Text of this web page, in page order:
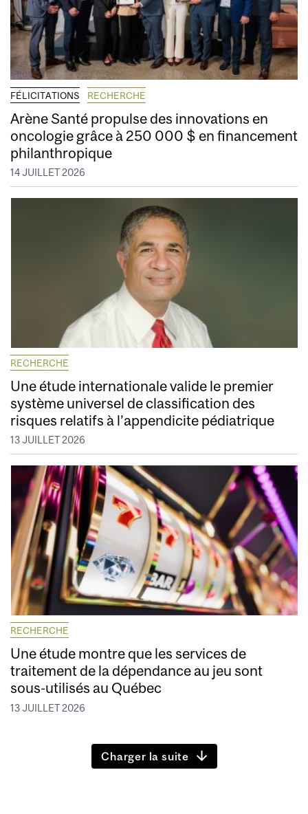
FÉLICITATIONS RECHERCHE
Arène Santé propulse des innovations en
oncologie grâce à 250 000 $ en financement
philanthropique
14 JUILLET 2026
RECHERCHE
Une étude internationale valide le premier
système universel de classification des
risques relatifs à l’appendicite pédiatrique
13 JUILLET 2026
RECHERCHE
Une étude montre que les services de
traitement de la dépendance au jeu sont
sous-utilisés au Québec
13 JUILLET 2026
Charger la suite